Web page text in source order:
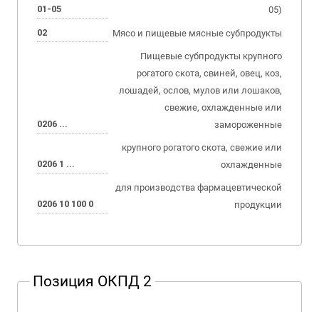
01-05
05)
02 Мясо и пищевые мясные субпродукты
0206 ...
Пищевые субпродукты крупного
рогатого скота, свиней, овец, коз,
лошадей, ослов, мулов или лошаков,
свежие, охлажденные или
замороженные
0206 1 ...
крупного рогатого скота, свежие или
охлажденные
0206 10 100 0
для производства фармацевтической
продукции
Позиция ОКПД 2